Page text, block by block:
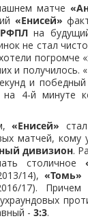
матче
«Енисей»
РФПЛна
не стал
погромче
и получилось.
и
4-й минуте
«Енисей»
матчей, кому
дивизион.
столичное
14),«Томь»
17).
- 3:3.